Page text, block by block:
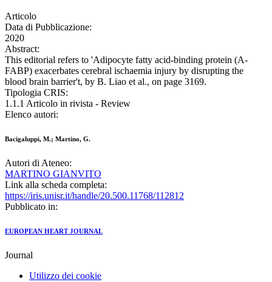
Articolo
Data di Pubblicazione:
2020
Abstract:
This editorial refers to 'Adipocyte fatty acid-binding protein (A-
FABP) exacerbates cerebral ischaemia injury by disrupting the
blood brain barrier't, by B. Liao et al., on page 3169.
Tipologia CRIS:
1.1.1 Articolo in rivista - Review
Elenco autori:
Bacigaluppi, M.; Martino, G.
Autori di Ateneo:
MARTINO GIANVITO
Link alla scheda completa:
https://iris.unisr.it/handle/20.500.11768/112812
Pubblicato in:
EUROPEAN HEART JOURNAL
Journal
Utilizzo dei cookie